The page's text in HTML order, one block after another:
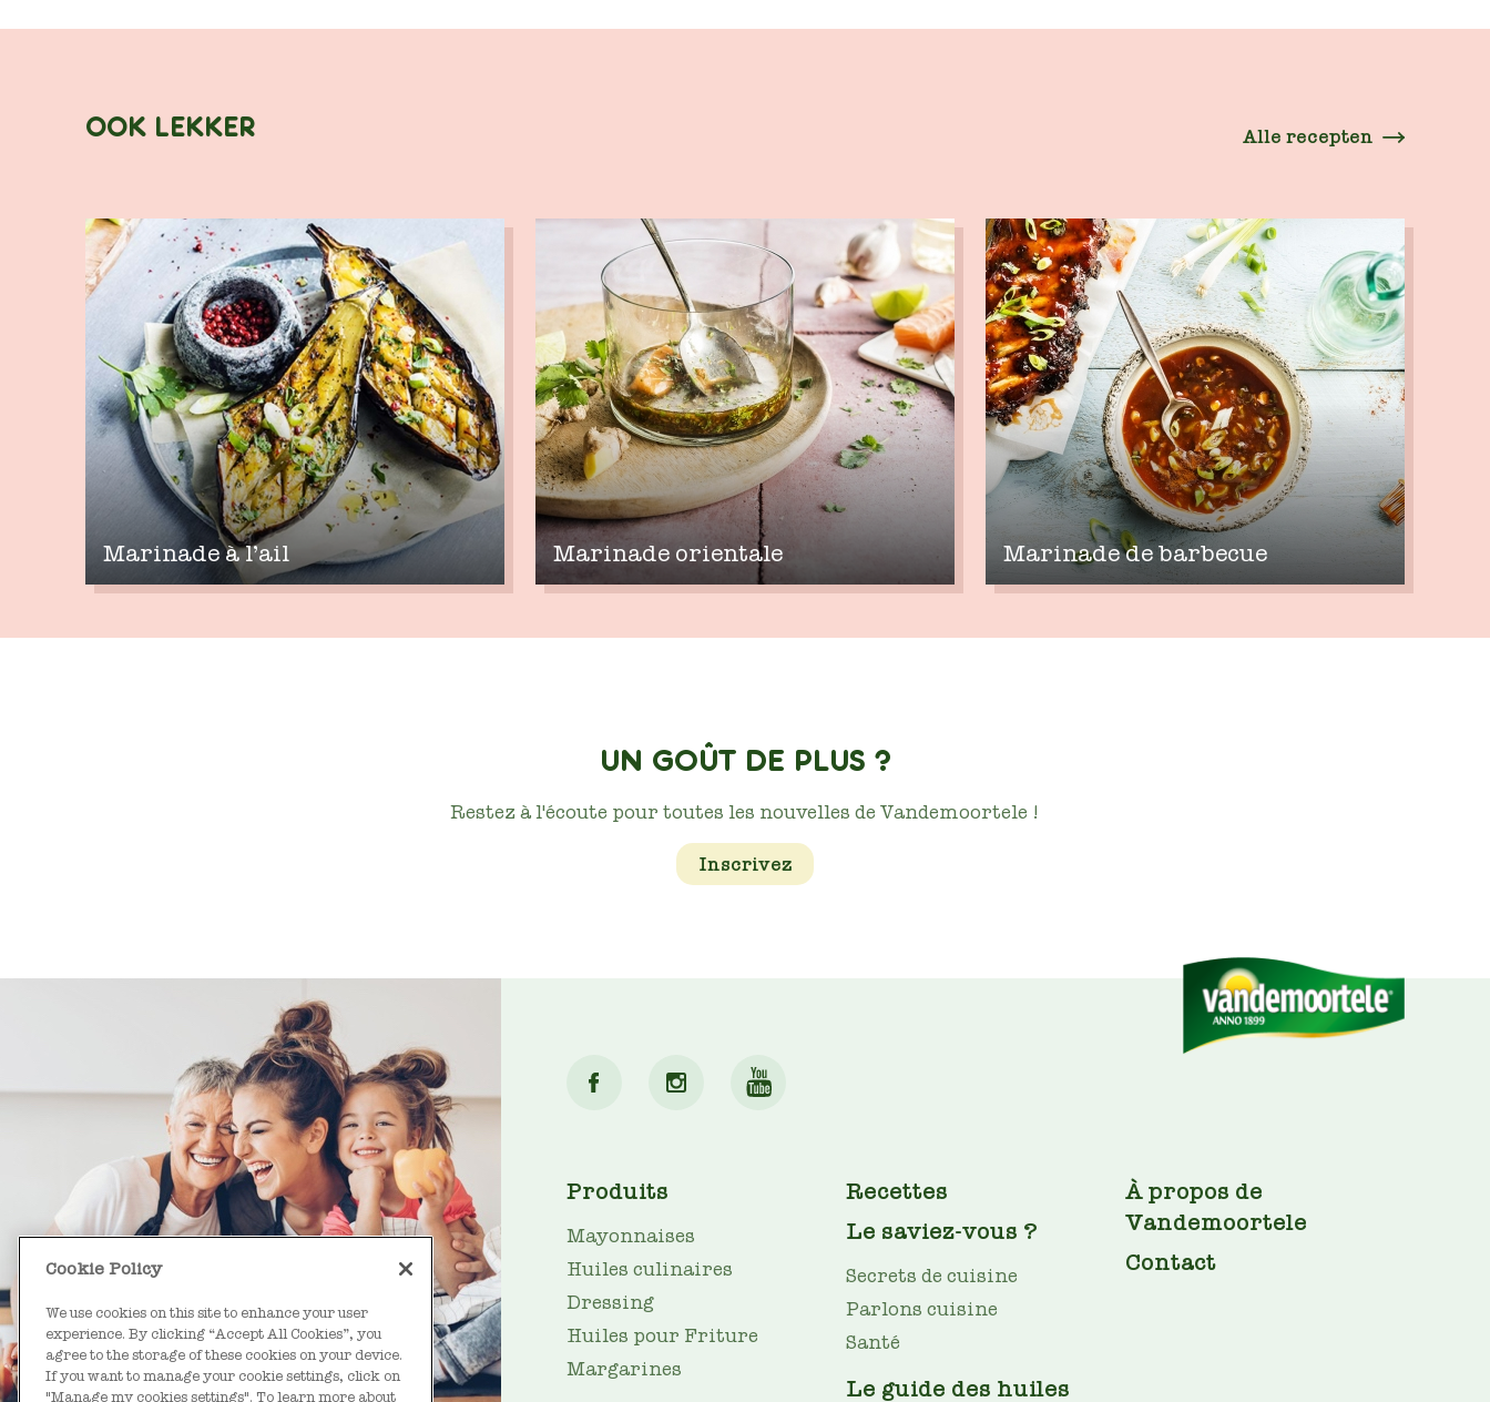
OOK LEKKER Alle recepten
Marinade à l’ail Marinade orientale Marinade de barbecue
UN GOÛT DE PLUS ?
Restez à l'écoute pour toutes les nouvelles de Vandemoortele !
Inscrivez
MAIN
NAV
Produits
Mayonnaises
Huiles culinaires
Dressing
Huiles pour Friture
Margarines
Recettes
Le saviez-vous ?
Secrets de cuisine
Parlons cuisine
Santé
Le guide des huiles
FOOTER
À propos de
Vandemoortele
Contact
Cookie Policy
We use cookies on this site to enhance your user
experience. By clicking “Accept All Cookies”, you
agree to the storage of these cookies on your device.
If you want to manage your cookie settings, click on
"Manage my cookies settings". To learn more about